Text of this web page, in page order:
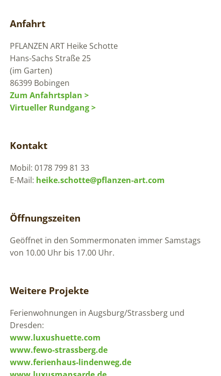
Anfahrt
PFLANZEN ART Heike Schotte
Hans-Sachs Straße 25
(im Garten)
86399 Bobingen
Zum Anfahrtsplan >
Virtueller Rundgang >
Kontakt
Mobil: 0178 799 81 33
E-Mail: heike.schotte@pflanzen-art.com
Öffnungszeiten
Geöffnet in den Sommermonaten immer Samstags
von 10.00 Uhr bis 17.00 Uhr.
Weitere Projekte
Ferienwohnungen in Augsburg/Strassberg und
Dresden:
www.luxushuette.com
www.fewo-strassberg.de
www.ferienhaus-lindenweg.de